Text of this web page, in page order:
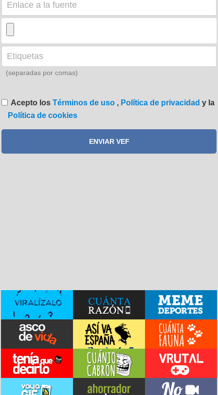
(separadas por comas)
Acepto los Términos de uso , Política de privacidad y la
Política de cookies